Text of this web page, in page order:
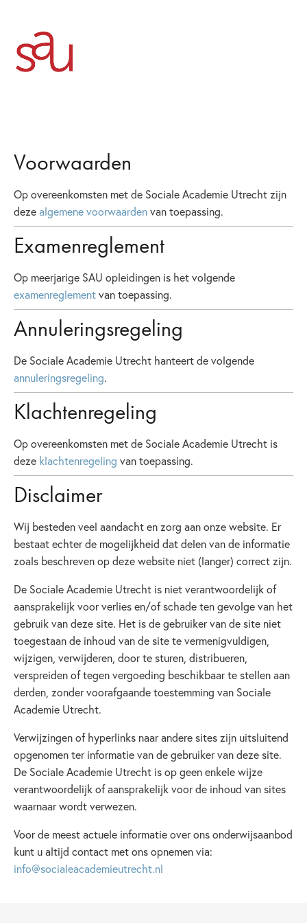
Voorwaarden
Voorwaarden
Op overeenkomsten met de Sociale Academie Utrecht zijn
deze algemene voorwaarden van toepassing.
Examenreglement
Op meerjarige SAU opleidingen is het volgende
examenreglement van toepassing.
Annuleringsregeling
De Sociale Academie Utrecht hanteert de volgende
annuleringsregeling.
Klachtenregeling
Op overeenkomsten met de Sociale Academie Utrecht is
deze klachtenregeling van toepassing.
Disclaimer
Wij besteden veel aandacht en zorg aan onze website. Er
bestaat echter de mogelijkheid dat delen van de informatie
zoals beschreven op deze website niet (langer) correct zijn.
De Sociale Academie Utrecht is niet verantwoordelijk of
aansprakelijk voor verlies en/of schade ten gevolge van het
gebruik van deze site. Het is de gebruiker van de site niet
toegestaan de inhoud van de site te vermenigvuldigen,
wijzigen, verwijderen, door te sturen, distribueren,
verspreiden of tegen vergoeding beschikbaar te stellen aan
derden, zonder voorafgaande toestemming van Sociale
Academie Utrecht.
Verwijzingen of hyperlinks naar andere sites zijn uitsluitend
opgenomen ter informatie van de gebruiker van deze site.
De Sociale Academie Utrecht is op geen enkele wijze
verantwoordelijk of aansprakelijk voor de inhoud van sites
waarnaar wordt verwezen.
Voor de meest actuele informatie over ons onderwijsaanbod
kunt u altijd contact met ons opnemen via:
info@socialeacademieutrecht.nl